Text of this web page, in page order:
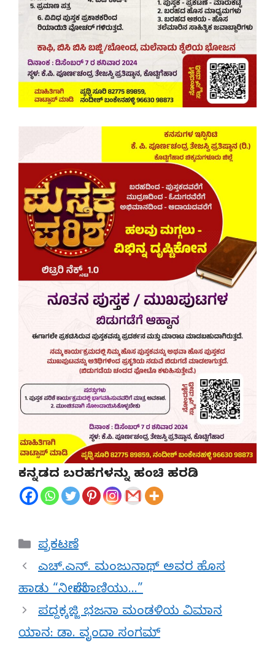
ಕನ್ನಡದ ಬರಹಗಳನ್ನು ಹಂಚಿ ಹರಡಿ
Categories
ಪ್ರಕಟಣೆ
ಎಚ್.ಎನ್. ಮಂಜುನಾಥ್ ಅವರ ಹೊಸ
ಹಾಡು “ನೀನೇನೆ ರಾಣಿಯು…”
ಪದ್ದಕ್ಕಜ್ಜಿ ಭಜನಾ ಮಂಡಳಿಯ ವಿಮಾನ
ಯಾನ: ಡಾ. ವೃಂದಾ ಸಂಗಮ್